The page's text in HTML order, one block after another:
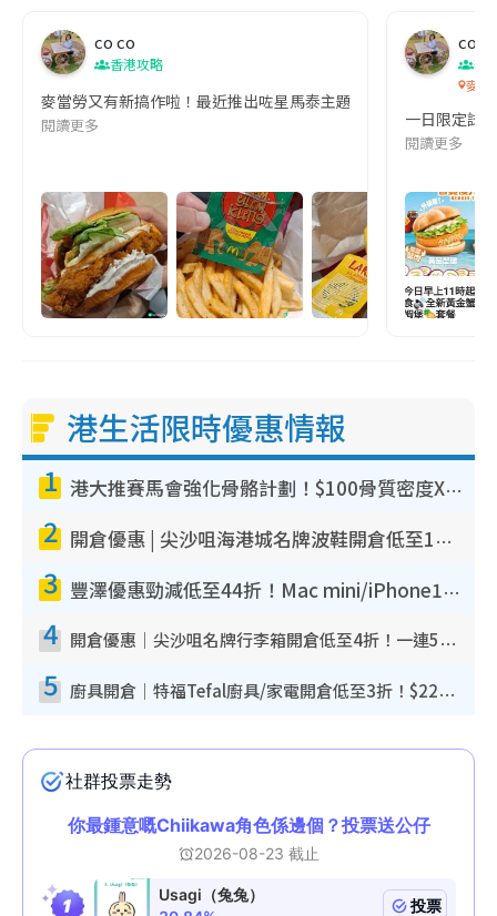
co co
香港攻略
麥當勞又有新搞作啦！最近推出咗星馬泰主題新品，買齊全套
閱讀更多
co
著
麥當
一日限定試
閱讀更多
港生活限時優惠情報
1 港大推賽馬會強化骨骼計劃！$100骨質密度X光檢查 完成免費運動訓練送超市禮券！附參加資格
2 開倉優惠 | 尖沙咀海港城名牌波鞋開倉低至1折！On鞋$899起／Joy&Peace鞋履$98起
3 豐澤優惠勁減低至44折！Mac mini/iPhone17Pro大減價！廚房家電$220起
4 開倉優惠｜尖沙咀名牌行李箱開倉低至4折！一連5日 American Tourister/ace./Hallmark $200起！
5 廚具開倉｜特福Tefal廚具/家電開倉低至3折！$220起買平底鍋/炒鑊/湯煲！電飯煲/吸塵機/燙斗$418起